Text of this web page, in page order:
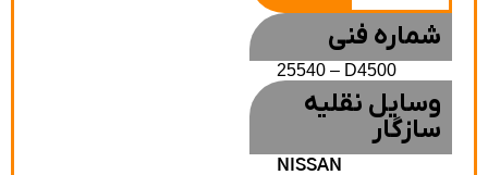
شماره فنی
25540 – D4500
وسایل نقلیه
سازگار
NISSAN